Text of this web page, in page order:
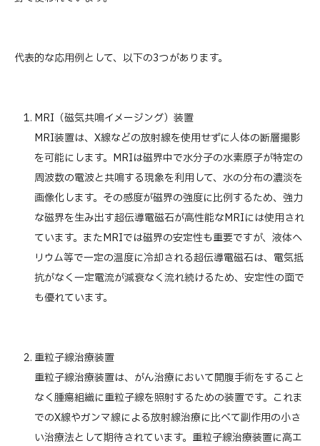
代表的な応用例として、以下の3つがあります。
MRI（磁気共鳴イメージング）装置
MRI装置は、X線などの放射線を使用せずに人体の断層撮影
を可能にします。MRIは磁界中で水分子の水素原子が特定の
周波数の電波と共鳴する現象を利用して、水の分布の濃淡を
画像化します。その感度が磁界の強度に比例するため、強力
な磁界を生み出す超伝導電磁石が高性能なMRIには使用され
ています。またMRIでは磁界の安定性も重要ですが、液体ヘ
リウム等で一定の温度に冷却される超伝導電磁石は、電気抵
抗がなく一定電流が減衰なく流れ続けるため、安定性の面で
も優れています。
重粒子線治療装置
重粒子線治療装置は、がん治療において開腹手術をすること
なく腫瘍組織に重粒子線を照射するための装置です。これま
でのX線やガンマ線による放射線治療に比べて副作用の小さ
い治療法として期待されています。重粒子線治療装置に高エ